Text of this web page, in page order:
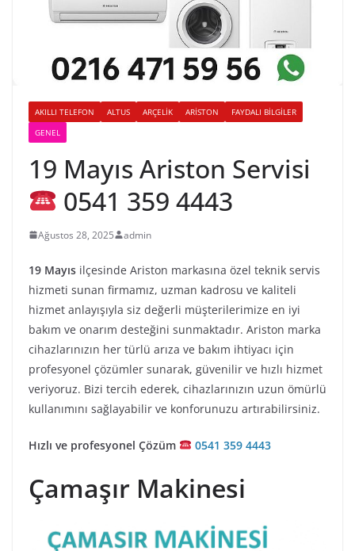
AKILLI TELEFON ALTUS ARÇELIK ARISTON
FAYDALI BILGILER
GENEL
19 Mayıs Ariston Servisi
0541 359 4443
Ağustos 28, 2025 admin
19 Mayıs ilçesinde Ariston markasına özel teknik servis
hizmeti sunan firmamız, uzman kadrosu ve kaliteli
hizmet anlayışıyla siz değerli müşterilerimize en iyi
bakım ve onarım desteğini sunmaktadır. Ariston marka
cihazlarınızın her türlü arıza ve bakım ihtiyacı için
profesyonel çözümler sunarak, güvenilir ve hızlı hizmet
veriyoruz. Bizi tercih ederek, cihazlarınızın uzun ömürlü
kullanımını sağlayabilir ve konforunuzu artırabilirsiniz.
Hızlı ve profesyonel Çözüm 0541 359 4443
Çamaşır Makinesi